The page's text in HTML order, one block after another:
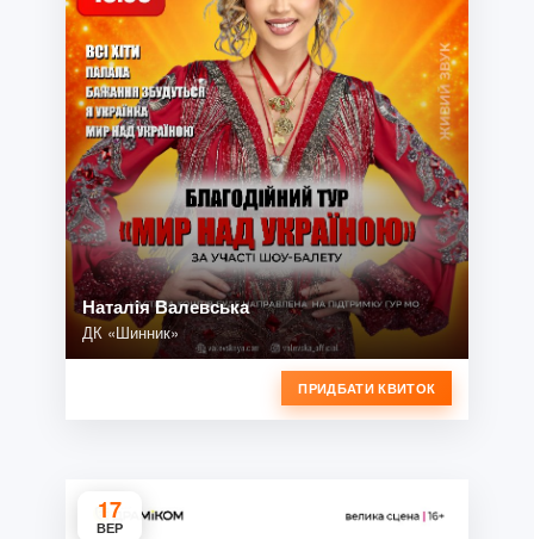
Наталія Валевська
ДК «Шинник»
ПРИДБАТИ КВИТОК
17
ВЕР